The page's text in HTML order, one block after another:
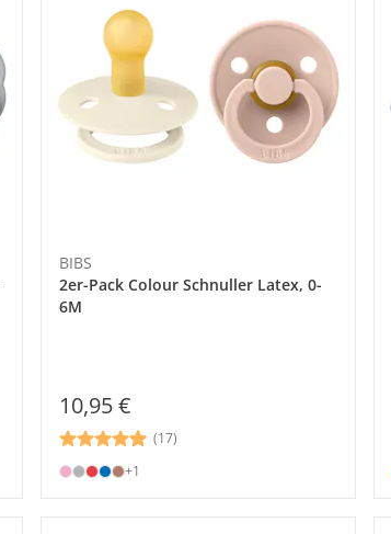
BIBS
2er-Pack Colour Schnuller Latex, 0-
6M
10,95 €
(17)
+1